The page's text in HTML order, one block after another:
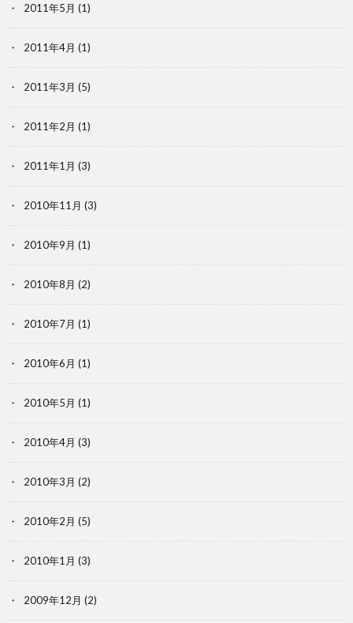
2011年5月 (1)
2011年4月 (1)
2011年3月 (5)
2011年2月 (1)
2011年1月 (3)
2010年11月 (3)
2010年9月 (1)
2010年8月 (2)
2010年7月 (1)
2010年6月 (1)
2010年5月 (1)
2010年4月 (3)
2010年3月 (2)
2010年2月 (5)
2010年1月 (3)
2009年12月 (2)